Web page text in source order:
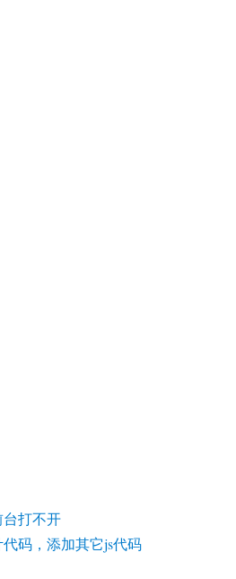
台打不开
码，添加其它js代码